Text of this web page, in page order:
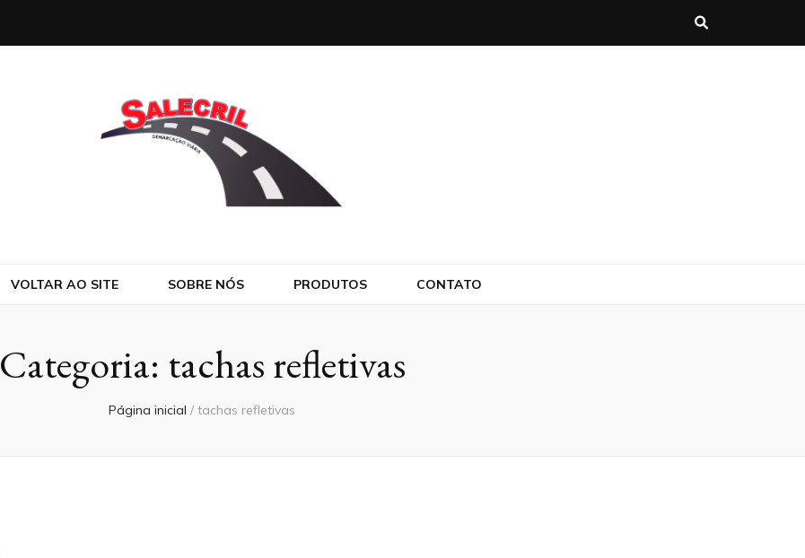
VOLTAR AO SITE SOBRE NÓS PRODUTOS CONTATO
Categoria: tachas refletivas
Página inicial / tachas refletivas